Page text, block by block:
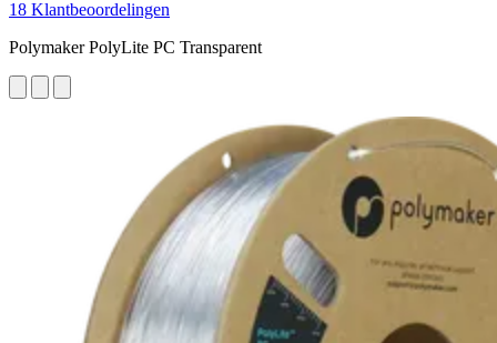
18 Klantbeoordelingen
Polymaker PolyLite PC Transparent